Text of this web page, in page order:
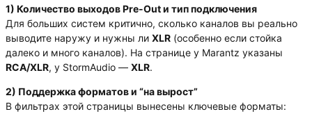
1) Количество выходов Pre-Out и тип подключения
Для больших систем критично, сколько каналов вы реально
выводите наружу и нужны ли XLR (особенно если стойка
далеко и много каналов). На странице у Marantz указаны
RCA/XLR, у StormAudio — XLR.
2) Поддержка форматов и “на вырост”
В фильтрах этой страницы вынесены ключевые форматы: